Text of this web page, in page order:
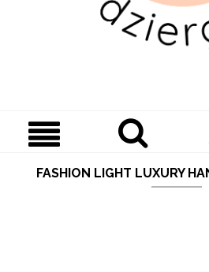
FASHION LIGHT LUXURY